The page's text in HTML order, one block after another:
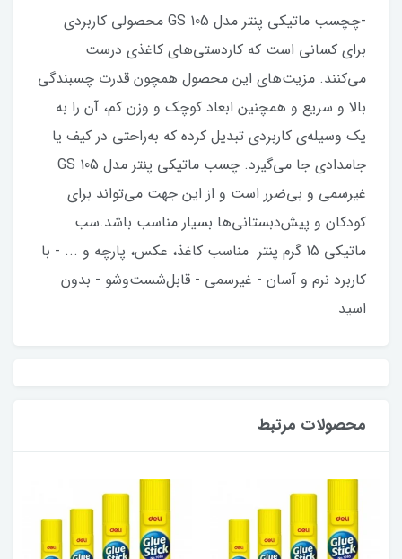
-چچسب ماتیکی پنتر مدل GS 105 محصولی کاربردی
برای کسانی است که کاردستی‌های کاغذی درست
می‌کنند. مزیت‌های این محصول همچون قدرت چسبندگی
بالا و سریع و همچنین ابعاد کوچک و وزن کم، آن را به
یک وسیله‌ی کاربردی تبدیل کرده که به‌راحتی در کیف یا
جامدادی جا می‌گیرد. چسب ماتیکی پنتر مدل GS 105
غیرسمی و بی‌ضرر است و از این جهت می‌تواند برای
کودکان و پیش‌دبستانی‌ها بسیار مناسب باشد.سب
ماتیکی 15 گرم پنتر مناسب کاغذ، عکس، پارچه و ... - با
کاربرد نرم و آسان - غیرسمی - قابل‌شست‌وشو - بدون
اسید
محصولات مرتبط